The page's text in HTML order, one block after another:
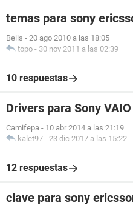
temas para sony
Belis - 20 ago 2010 a las 18:05
topo - 30 nov 2011 a las 02:39
10 respuestas
Drivers para Sony
Camifepa - 10 abr 2014 a las 21:19
kalet97 - 23 dic 2017 a las 15:22
12 respuestas
clave para sony